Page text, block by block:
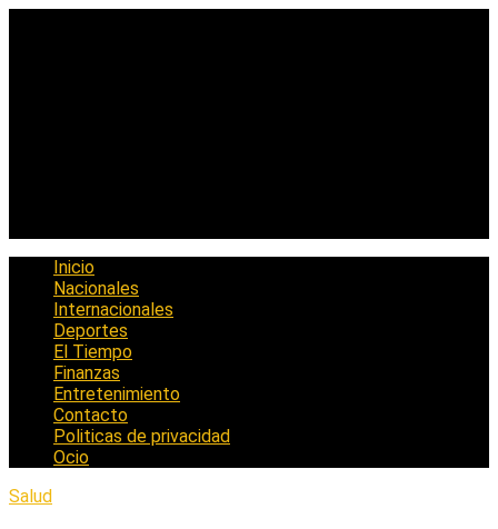
Inicio
Nacionales
Internacionales
Deportes
El Tiempo
Finanzas
Entretenimiento
Contacto
Politicas de privacidad
Ocio
Salud